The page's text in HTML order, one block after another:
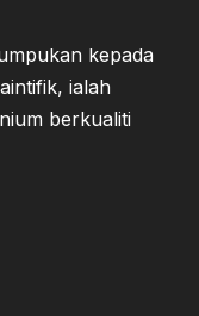
kepada
ialah
berkualiti